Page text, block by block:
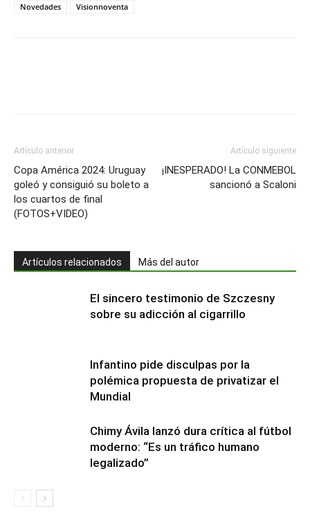
Novedades
Visionnoventa
Artículo anterior
Copa América 2024: Uruguay
goleó y consiguió su boleto a
los cuartos de final
(FOTOS+VIDEO)
Artículo siguiente
¡INESPERADO! La CONMEBOL
sancionó a Scaloni
Artículos relacionados Más del autor
El sincero testimonio de Szczesny
sobre su adicción al cigarrillo
Infantino pide disculpas por la
polémica propuesta de privatizar el
Mundial
Chimy Ávila lanzó dura crítica al fútbol
moderno: “Es un tráfico humano
legalizado”